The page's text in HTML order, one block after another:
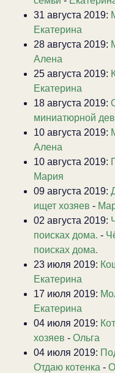
31 августа 2019:
Екатерина
28 августа 2019:
Алена
25 августа 2019:
Екатерина
18 августа 2019:
миниатюрной
10 августа 2019:
Алена
10 августа 2019:
Мария
09 августа 2019:
ищет хозяев -
02 августа 2019:
поисках дома. -
поисках дома.
23 июля 2019:
Екатерина
17 июля 2019:
Екатерина
04 июля 2019:
хозяев - Ольга
04 июля 2019:
Отдаю котенка -